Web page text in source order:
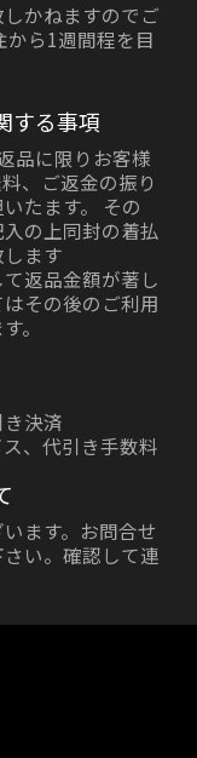
かねますのでご
ら1週間程を目
する事項
品に限りお客様
、ご返金の振り
たます。 その
の上同封の着払
ます
返品金額が著し
その後のご利用
。
決済
、代引き手数料
ます。お問合せ
い。確認して連